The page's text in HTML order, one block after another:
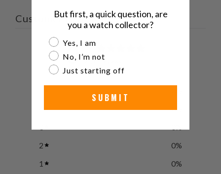
Customer reviews
0 / 50 reviews
0%
2
0%
1
0%
But first, a quick question, are
you a watch collector?
Are you a watch collector?
Yes, I am
No, I’m not
Just starting off
SUBMIT